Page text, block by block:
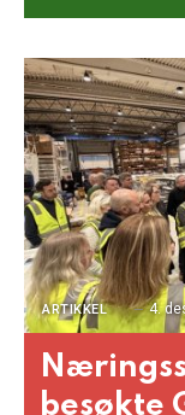
ARTIKKEL 4.
besøkte